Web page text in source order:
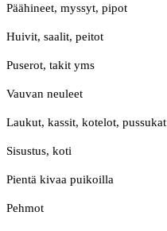
Päähineet, myssyt, pipot
Huivit, saalit, peitot
Puserot, takit yms
Vauvan neuleet
Laukut, kassit, kotelot, pussukat
Sisustus, koti
Pientä kivaa puikoilla
Pehmot